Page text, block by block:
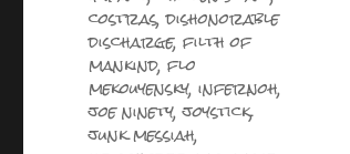
costras,dishonorable
discharge,filth of
mankind,flo
mekouyensky,infernoh,
joe ninety,joystick,
junk messiah,